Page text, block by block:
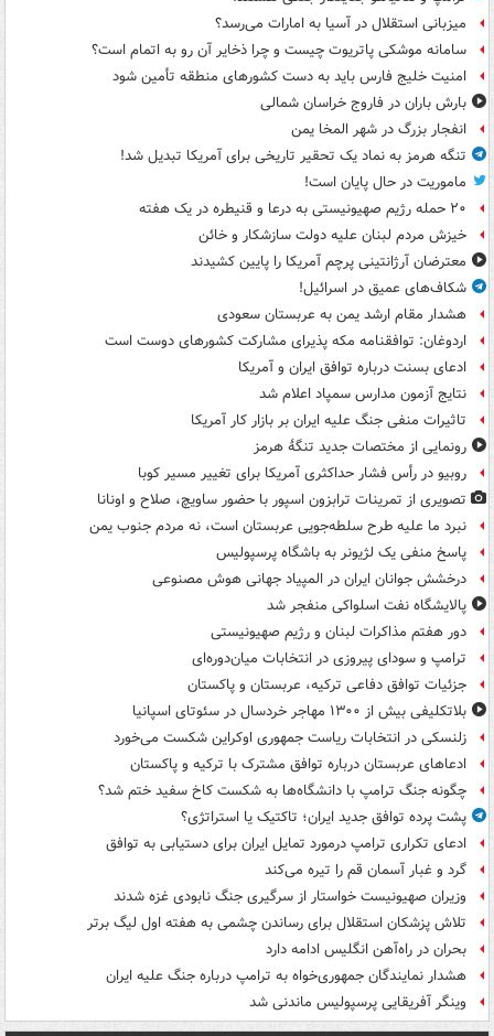
میزبانی استقلال در آسیا به امارات می‌رسد؟
سامانه موشکی پاتریوت چیست و چرا ذخایر آن رو به اتمام است؟
امنیت خلیج فارس باید به دست کشورهای منطقه تأمین شود
بارش باران در فاروج خراسان شمالی
انفجار بزرگ در شهر المخا یمن
تنگه هرمز به نماد یک تحقیر تاریخی برای آمریکا تبدیل شد!
ماموریت در حال پایان است!
۲۰ حمله رژیم صهیونیستی به درعا و قنیطره در یک هفته
خیزش مردم لبنان علیه دولت سازشکار و خائن
معترضان آرژانتینی پرچم آمریکا را پایین کشیدند
شکاف‌های عمیق در اسرائیل!
هشدار مقام ارشد یمن به عربستان سعودی
اردوغان: توافقنامه مکه پذیرای مشارکت کشورهای دوست است
ادعای بسنت درباره توافق ایران و آمریکا
نتایج آزمون مدارس سمپاد اعلام شد
تاثیرات منفی جنگ علیه ایران بر بازار کار آمریکا
رونمایی از مختصات جدید تنگۀ هرمز
روبیو در رأس فشار حداکثری آمریکا برای تغییر مسیر کوبا
تصویری از تمرینات ترابزون اسپور با حضور ساویچ، صلاح و اونانا
نبرد ما علیه طرح سلطه‌جویی عربستان است، نه مردم جنوب یمن
پاسخ منفی یک لژیونر به باشگاه پرسپولیس
درخشش جوانان ایران در المپیاد جهانی هوش مصنوعی
پالایشگاه نفت اسلواکی منفجر شد
دور هفتم مذاکرات لبنان و رژیم صهیونیستی
ترامپ و سودای پیروزی در انتخابات میان‌دوره‌ای
جزئیات توافق دفاعی ترکیه، عربستان و پاکستان
بلاتکلیفی بیش از ۱۳۰۰ مهاجر خردسال در سئوتای اسپانیا
زلنسکی در انتخابات ریاست جمهوری اوکراین شکست می‌خورد
ادعاهای عربستان درباره توافق مشترک با ترکیه و پاکستان
چگونه جنگ ترامپ با دانشگاه‌ها به شکست کاخ سفید ختم شد؟
پشت پرده توافق جدید ایران؛ تاکتیک یا استراتژی؟
ادعای تکراری ترامپ درمورد تمایل ایران برای دستیابی به توافق
گرد و غبار آسمان قم را تیره می‌کند
وزیران صهیونیست خواستار از سرگیری جنگ نابودی غزه شدند
تلاش پزشکان استقلال برای رساندن چشمی به هفته اول لیگ برتر
بحران در راه‌آهن انگلیس ادامه دارد
هشدار نمایندگان جمهوری‌خواه به ترامپ درباره جنگ علیه ایران
وینگر آفریقایی پرسپولیس ماندنی شد